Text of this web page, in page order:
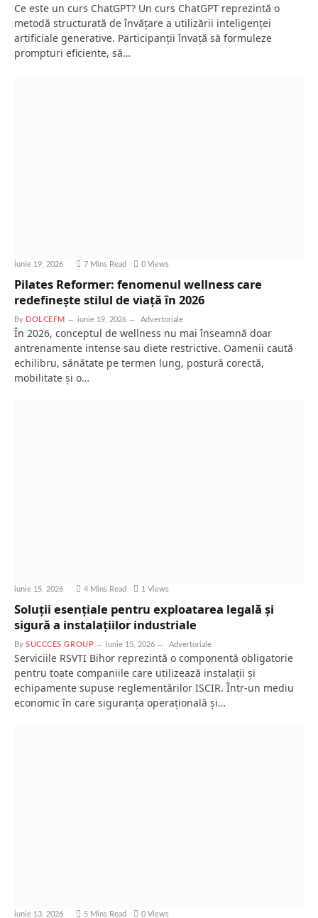
Ce este un curs ChatGPT? Un curs ChatGPT reprezintă o
metodă structurată de învățare a utilizării inteligenței
artificiale generative. Participanții învață să formuleze
prompturi eficiente, să…
iunie 19, 2026 7 Mins Read 0 Views
Pilates Reformer: fenomenul wellness care
redefinește stilul de viață în 2026
By DOLCEFM iunie 19, 2026 Advertoriale
În 2026, conceptul de wellness nu mai înseamnă doar
antrenamente intense sau diete restrictive. Oamenii caută
echilibru, sănătate pe termen lung, postură corectă,
mobilitate și o…
iunie 15, 2026 4 Mins Read 1 Views
Soluții esențiale pentru exploatarea legală și
sigură a instalațiilor industriale
By SUCCCES GROUP iunie 15, 2026 Advertoriale
Serviciile RSVTI Bihor reprezintă o componentă obligatorie
pentru toate companiile care utilizează instalații și
echipamente supuse reglementărilor ISCIR. Într-un mediu
economic în care siguranța operațională și…
iunie 13, 2026 5 Mins Read 0 Views